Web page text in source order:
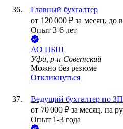
Главный бухгалтер
от 120 000 ₽ за месяц, до
Опыт 3-6 лет
АО ПБШ
Уфа, р-н Советский
Можно без резюме
Откликнуться
Ведущий бухгалтер по
от 70 000 ₽ за месяц, на
Опыт 1-3 года